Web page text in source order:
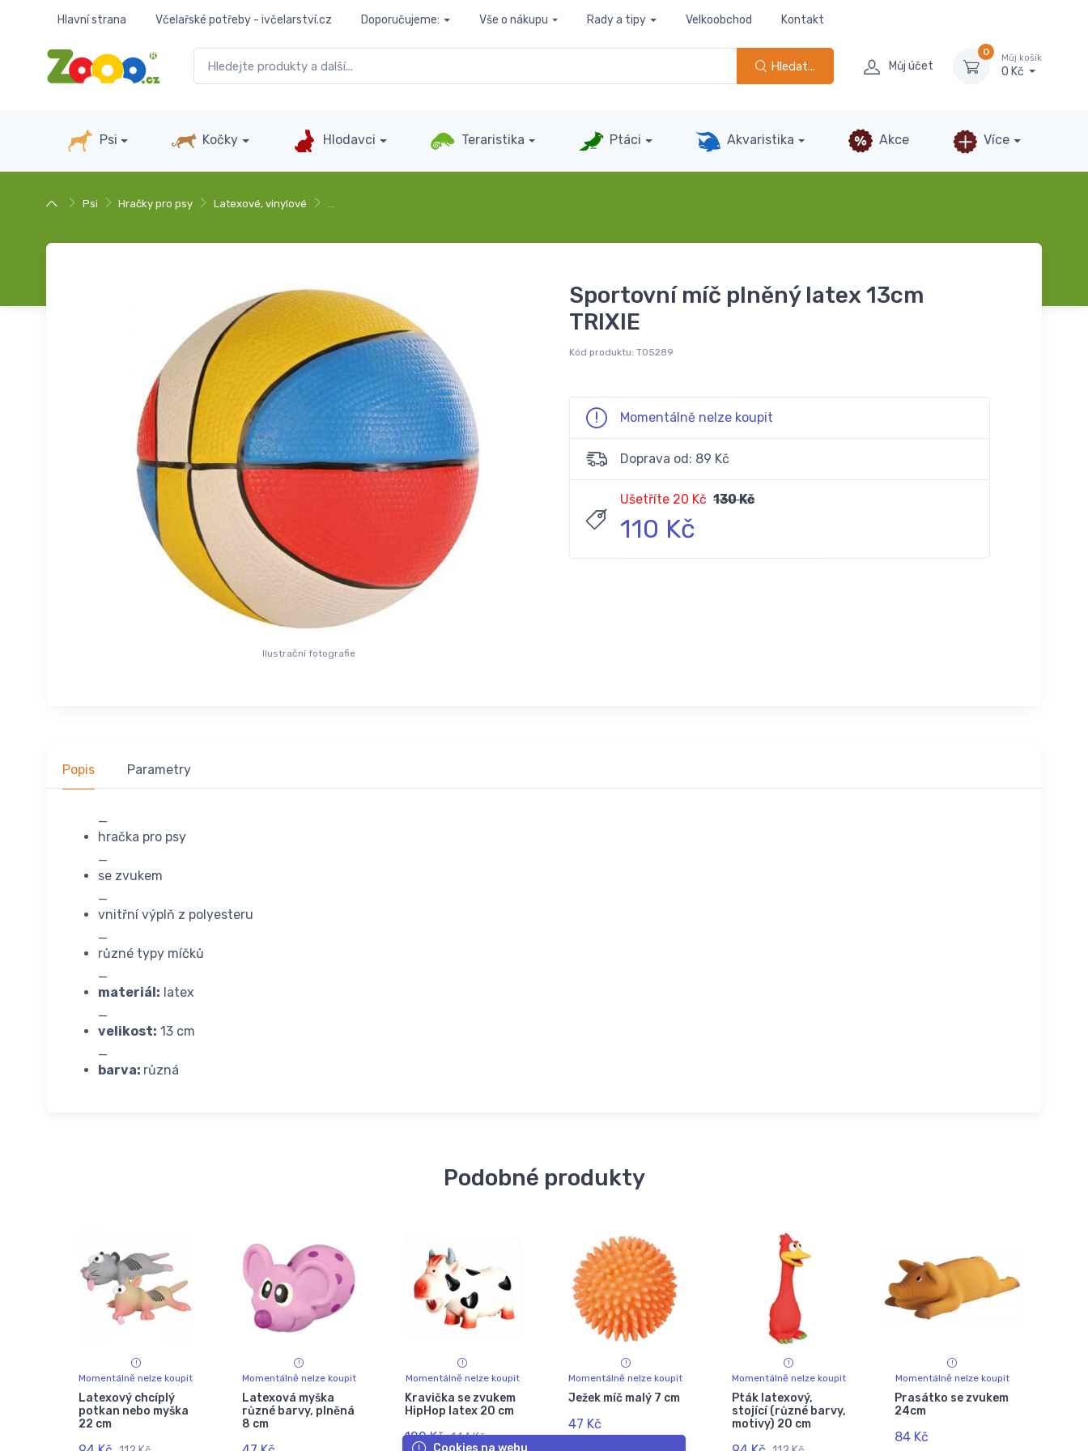
Hlavní strana Včelařské potřeby - ivčelarství.cz Doporučujeme: Vše o nákupu Rady a tipy Velkoobchod Kontakt
Hledat... Můj účet
0
Můj košík
0 Kč
Psi Kočky Hlodavci Teraristika Ptáci Akvaristika Akce Více
Psi Hračky pro psy Latexové, vinylové …
Ilustrační fotografie
Sportovní míč plněný latex 13cm
TRIXIE
Kód produktu: T05289
Momentálně nelze koupit
Doprava od: 89 Kč
Ušetříte 20 Kč 130 Kč
110 Kč
Popis Parametry
_
hračka pro psy
_
se zvukem
_
vnitřní výplň z polyesteru
_
různé typy míčků
_
materiál: latex
_
velikost: 13 cm
_
barva: různá
Podobné produkty
Momentálně nelze koupit
Latexový chcíplý
potkan nebo myška
22 cm
Momentálně nelze koupit
Latexová myška
různé barvy, plněná
8 cm
Momentálně nelze koupit
Kravička se zvukem
HipHop latex 20 cm
122 Kč 144 Kč
Momentálně nelze koupit
Ježek míč malý 7 cm
47 Kč
Momentálně nelze koupit
Pták latexový,
stojící (různé barvy,
motivy) 20 cm
Momentálně nelze koupit
Prasátko se zvukem
24cm
84 Kč
Cookies na webu